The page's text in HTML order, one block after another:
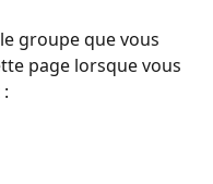
groupe que vous
page lorsque vous